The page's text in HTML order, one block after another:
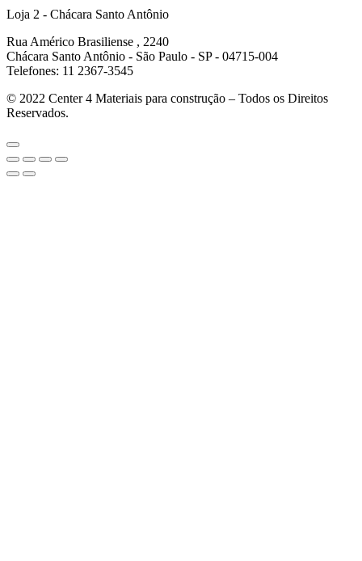
Loja 2 - Chácara Santo Antônio
Rua Américo Brasiliense , 2240
Chácara Santo Antônio - São Paulo - SP - 04715-004
Telefones: 11 2367-3545
© 2022 Center 4 Materiais para construção – Todos os Direitos
Reservados.